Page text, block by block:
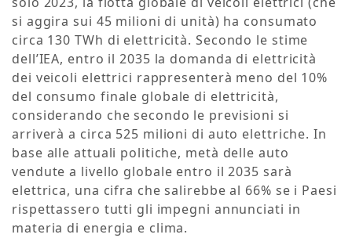
si aggira sui 45 milioni di unità) ha consumato
circa 130 TWh di elettricità. Secondo le stime
dell’IEA, entro il 2035 la domanda di elettricità
dei veicoli elettrici rappresenterà meno del 10%
del consumo finale globale di elettricità,
considerando che secondo le previsioni si
arriverà a circa 525 milioni di auto elettriche. In
base alle attuali politiche, metà delle auto
vendute a livello globale entro il 2035 sarà
elettrica, una cifra che salirebbe al 66% se i Paesi
rispettassero tutti gli impegni annunciati in
materia di energia e clima.